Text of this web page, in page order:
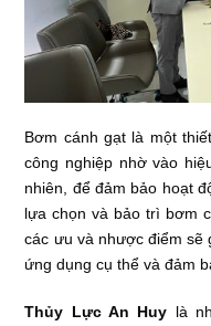
Bơm cánh gạt là một
công nghiệp nhờ vào
nhiên, để đảm bảo hoạt
lựa chọn và bảo trì bơm
các ưu và nhược điểm sẽ
ứng dụng cụ thể và đảm
Thủy Lực An Huy là